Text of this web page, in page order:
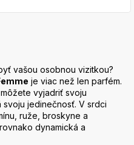
vašou osobnou vizitkou?
je viac než len parfém.
vyjadriť svoju
jedinečnosť. V srdci
ruže, broskyne a
dynamická a